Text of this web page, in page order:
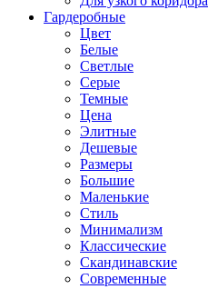
Гардеробные
Цвет
Белые
Светлые
Серые
Темные
Цена
Элитные
Дешевые
Размеры
Большие
Маленькие
Стиль
Минимализм
Классические
Скандинавские
Современные